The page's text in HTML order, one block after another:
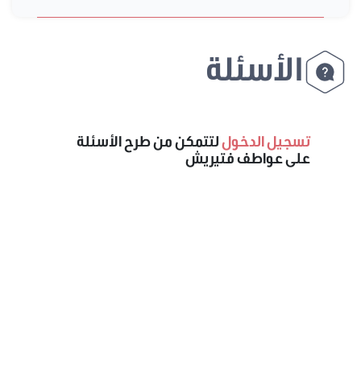
الأسئلة
تسجيل الدخوللتتمكن من طرح الأسئلة
على عواطف فتيريش